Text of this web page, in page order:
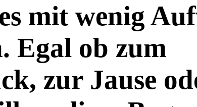
mit wenig
Egal ob zum
zur Jause